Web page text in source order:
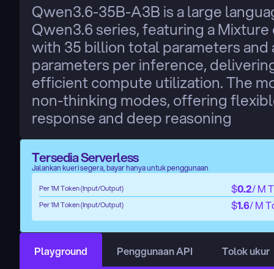
Qwen3.6-35B-A3B is a large
Qwen3.6 series, featuring a
with 35 billion total parameters
parameters per inference,
efficient compute utilization. The
non-thinking modes, offering
response and deep reasoning
Tersedia Serverless
Jalankan kueri segera, bayar hanya untuk penggunaan
Per 1M Token (Input/Output) $0.2/ M
Per 1M Token (Input/Output) $1.6/ M
Playground Penggunaan API Tolok ukur